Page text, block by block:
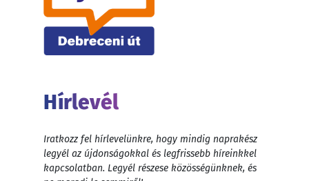
Hírlevél
Iratkozz fel hírlevelünkre, hogy mindig naprakész
legyél az újdonságokkal és legfrissebb híreinkkel
kapcsolatban. Legyél részese közösségünknek, és